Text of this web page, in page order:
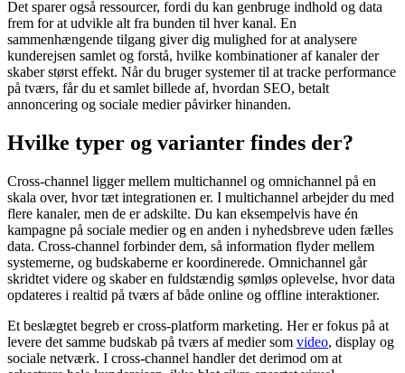
Det sparer også ressourcer, fordi du kan genbruge indhold og data
frem for at udvikle alt fra bunden til hver kanal. En
sammenhængende tilgang giver dig mulighed for at analysere
kunderejsen samlet og forstå, hvilke kombinationer af kanaler der
skaber størst effekt. Når du bruger systemer til at tracke performance
på tværs, får du et samlet billede af, hvordan SEO, betalt
annoncering og sociale medier påvirker hinanden.
Hvilke typer og varianter findes der?
Cross-channel ligger mellem multichannel og omnichannel på en
skala over, hvor tæt integrationen er. I multichannel arbejder du med
flere kanaler, men de er adskilte. Du kan eksempelvis have én
kampagne på sociale medier og en anden i nyhedsbreve uden fælles
data. Cross-channel forbinder dem, så information flyder mellem
systemerne, og budskaberne er koordinerede. Omnichannel går
skridtet videre og skaber en fuldstændig sømløs oplevelse, hvor data
opdateres i realtid på tværs af både online og offline interaktioner.
Et beslægtet begreb er cross-platform marketing. Her er fokus på at
levere det samme budskab på tværs af medier som video, display og
sociale netværk. I cross-channel handler det derimod om at